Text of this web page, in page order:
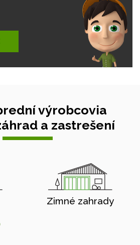
výrobcovia
a zastrešení
Zimné zahrady